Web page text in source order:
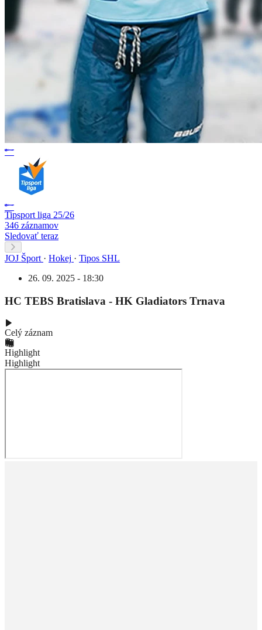
Tipsport liga 25/26
346 záznamov
Sledovať teraz
JOJ Šport · Hokej · Tipos SHL
26. 09. 2025 - 18:30
HC TEBS Bratislava - HK Gladiators Trnava
Celý záznam
Highlight
Highlight